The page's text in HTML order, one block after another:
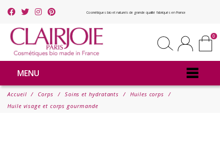
Cosmétiques bio et naturels de grande qualité fabriqués en France
0
MENU
Accueil Corps Soins et hydratants
Huiles corps
Huile visage et corps gourmande